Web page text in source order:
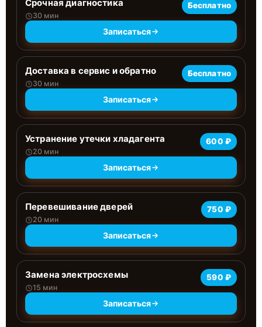
Срочная диагностика
30 мин
Бесплатно
Записаться
Доставка в сервис и обратно
30 мин
Бесплатно
Записаться
Устранение утечки хладагента
20 мин
600 ₽
Записаться
Перевешивание дверей
20 мин
750 ₽
Записаться
Замена электросхемы
15 мин
590 ₽
Записаться